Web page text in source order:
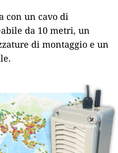
con un cavo di
da 10 metri, un
di montaggio e un